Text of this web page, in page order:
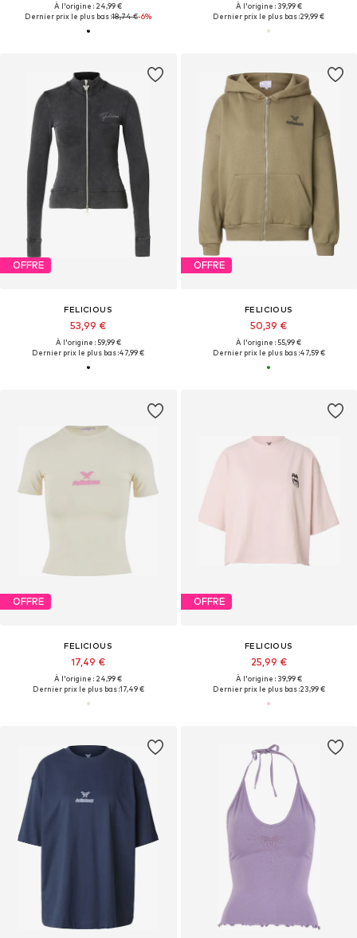
À l'origine : 24,99 €
Dernier prix le plus bas :18,74 €-6%
À l'origine : 39,99 €
Dernier prix le plus bas :29,99 €
OFFRE
FELICIOUS
53,99 €
À l'origine : 59,99 €
Dernier prix le plus bas :47,99 €
OFFRE
FELICIOUS
50,39 €
À l'origine : 55,99 €
Dernier prix le plus bas :47,59 €
OFFRE
FELICIOUS
17,49 €
À l'origine : 24,99 €
Dernier prix le plus bas :17,49 €
OFFRE
FELICIOUS
25,99 €
À l'origine : 39,99 €
Dernier prix le plus bas :23,99 €